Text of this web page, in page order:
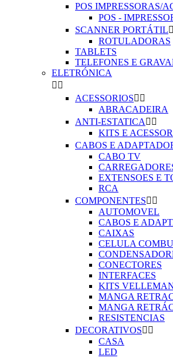
POS IMPRESSORAS/
POS -
SCANNER PORTÁTIL
ROTULADORAS
TABLETS
TELEFONES E
ELETRÓNICA
 
ACESSORIOS 
ABRACADEIRA
ANTI-ESTATICA  
KITS E
CABOS E
CABO TV
EXTENSOES E
RCA
COMPONENTES 
AUTOMOVEL
CABOS E
CAIXAS
CELULA
CONECTORES
INTERFACES
KITS
MANGA
MANGA
RESISTENCIAS
DECORATIVOS 
CASA
LED